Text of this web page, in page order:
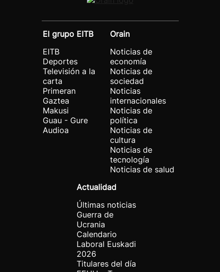
El grupo EITB
EITB
Deportes
Televisión a la
carta
Primeran
Gaztea
Makusi
Guau - Gure
Audioa
Orain
Noticias de
economía
Noticias de
sociedad
Noticias
internacionales
Noticias de
política
Noticias de
cultura
Noticias de
tecnología
Noticias de salud
Actualidad
Últimas noticias
Guerra de
Ucrania
Calendario
Laboral Euskadi
2026
Titulares del día